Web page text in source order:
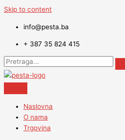
Skip to content
info@pesta.ba
+ 387 35 824 415
Naslovna
O nama
Trgovina